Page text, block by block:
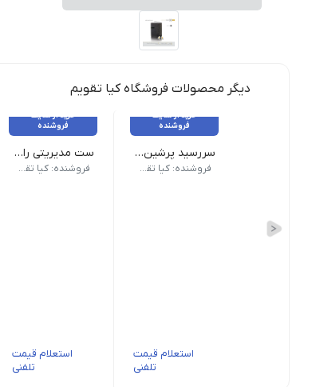
دیگر محصولات فروشگاه کیا تقویم
خرید از سایت
فروشنده
سررسید پرشین گلف (وزیری و رقعی)
سررسید وزیری و رقعی پرشین گلف با
فروشنده: کیا تقویم
استعلام قیمت
تلفنی
خرید از سایت
فروشنده
ست مدیریتی راش
ست راش با طراحی
فروشنده: کیا تقویم
استعلام قیمت
تلفنی